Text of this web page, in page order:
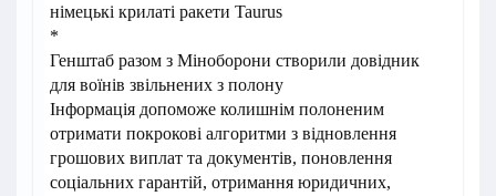
німецькі крилаті ракети Taurus
*
Генштаб разом з Міноборони створили довідник
для воїнів звільнених з полону
Інформація допоможе колишнім полоненим
отримати покрокові алгоритми з відновлення
грошових виплат та документів, поновлення
соціальних гарантій, отримання юридичних,